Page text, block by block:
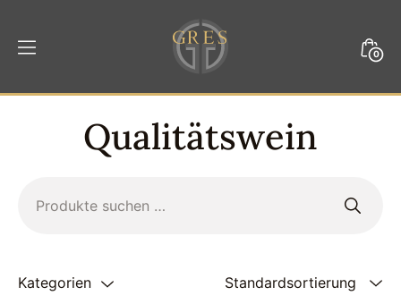
zum
0
Qualitätswein
nach:
Kategorien